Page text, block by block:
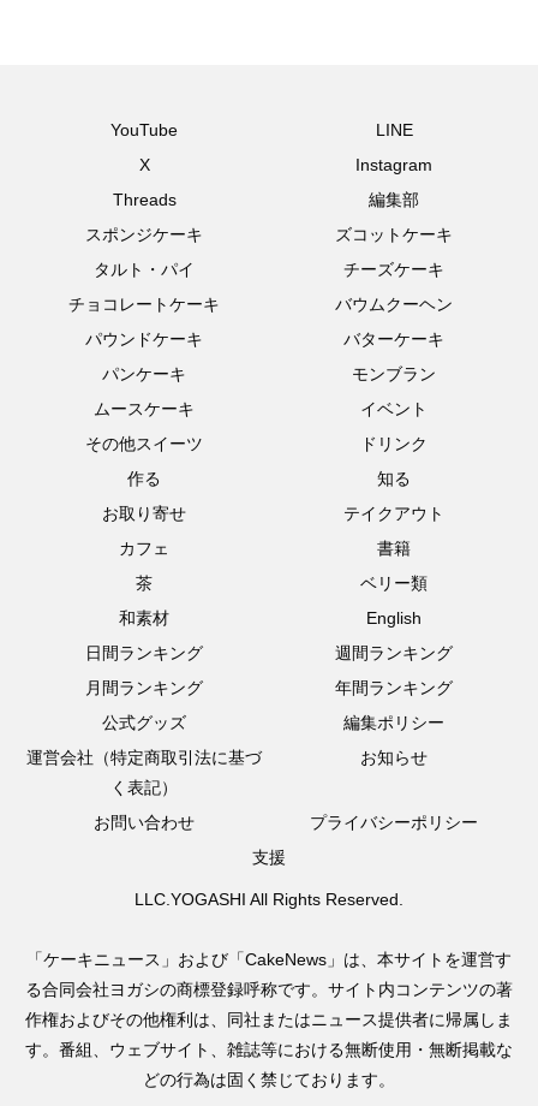
YouTube
LINE
X
Instagram
Threads
編集部
スポンジケーキ
ズコットケーキ
タルト・パイ
チーズケーキ
チョコレートケーキ
バウムクーヘン
パウンドケーキ
バターケーキ
パンケーキ
モンブラン
ムースケーキ
イベント
その他スイーツ
ドリンク
作る
知る
お取り寄せ
テイクアウト
カフェ
書籍
茶
ベリー類
和素材
English
日間ランキング
週間ランキング
月間ランキング
年間ランキング
公式グッズ
編集ポリシー
運営会社（特定商取引法に基づ
く表記）
お知らせ
お問い合わせ
プライバシーポリシー
支援
LLC.YOGASHI All Rights Reserved.
「ケーキニュース」および「CakeNews」は、本サイトを運営す
る合同会社ヨガシの商標登録呼称です。サイト内コンテンツの著
作権およびその他権利は、同社またはニュース提供者に帰属しま
す。番組、ウェブサイト、雑誌等における無断使用・無断掲載な
どの行為は固く禁じております。